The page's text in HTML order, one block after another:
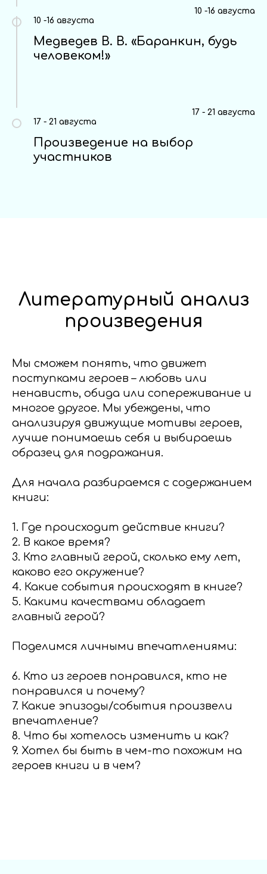
10 -16 августа
10 -16 августа
Медведев В. В. «Баранкин, будь
человеком!»
17 - 21 августа
17 - 21 августа
Произведение на выбор
участников
Литературный анализ
произведения
Мы сможем понять, что движет
поступками героев – любовь или
ненависть, обида или сопереживание и
многое другое. Мы убеждены, что
анализируя движущие мотивы героев,
лучше понимаешь себя и выбираешь
образец для подражания.
Для начала разбираемся с содержанием
книги:
1. Где происходит действие книги?
2. В какое время?
3. Кто главный герой, сколько ему лет,
каково его окружение?
4. Какие события происходят в книге?
5. Какими качествами обладает
главный герой?
Поделимся личными впечатлениями:
6. Кто из героев понравился, кто не
понравился и почему?
7. Какие эпизоды/события произвели
впечатление?
8. Что бы хотелось изменить и как?
9. Хотел бы быть в чем-то похожим на
героев книги и в чем?